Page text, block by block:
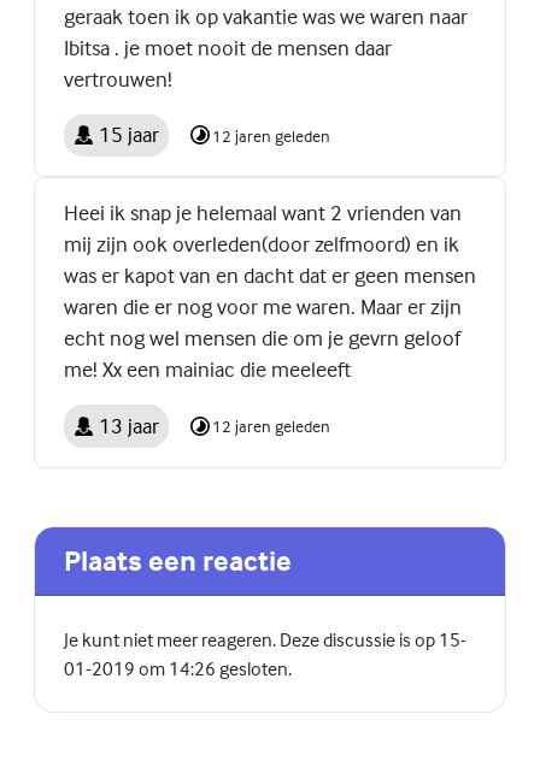
geraak toen ik op vakantie was we waren naar
Ibitsa . je moet nooit de mensen daar
vertrouwen!
15 jaar 12 jaren geleden
Heei ik snap je helemaal want 2 vrienden van
mij zijn ook overleden(door zelfmoord) en ik
was er kapot van en dacht dat er geen mensen
waren die er nog voor me waren. Maar er zijn
echt nog wel mensen die om je gevrn geloof
me! Xx een mainiac die meeleeft
13 jaar 12 jaren geleden
Plaats een reactie
Je kunt niet meer reageren. Deze discussie is op 15-
01-2019 om 14:26 gesloten.